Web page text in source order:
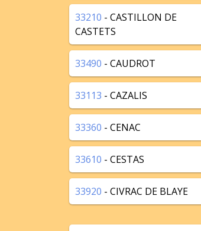
33210 - CASTILLON DE
CASTETS
33490 - CAUDROT
33113 - CAZALIS
33360 - CENAC
33610 - CESTAS
33920 - CIVRAC DE BLAYE